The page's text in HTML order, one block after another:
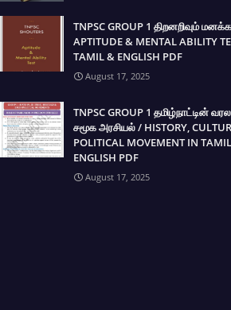
TNPSC GROUP 1 திறனறிவும்
APTITUDE & MENTAL ABILITY
TAMIL & ENGLISH PDF
August 17, 2025
TNPSC GROUP 1 தமிழ்நாட்டின்
சமூக அரசியல் / HISTORY,
POLITICAL MOVEMENT IN
ENGLISH PDF
August 17, 2025